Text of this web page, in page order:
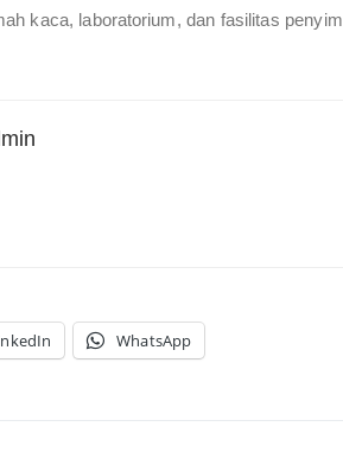
kaca, laboratorium, dan fasilitas
WhatsApp